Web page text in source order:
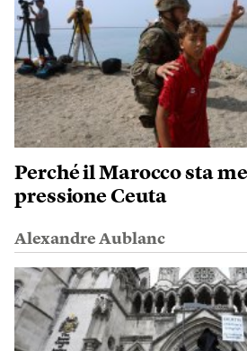
Perché il Marocco sta
pressione Ceuta
Alexandre Aublanc